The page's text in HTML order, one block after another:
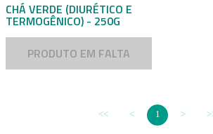
CHÁ VERDE (DIURÉTICO E
TERMOGÊNICO) - 250G
PRODUTO EM FALTA
1